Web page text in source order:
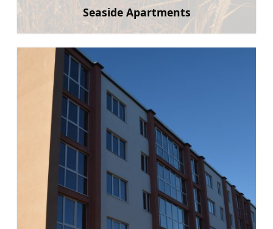
Seaside Apartments